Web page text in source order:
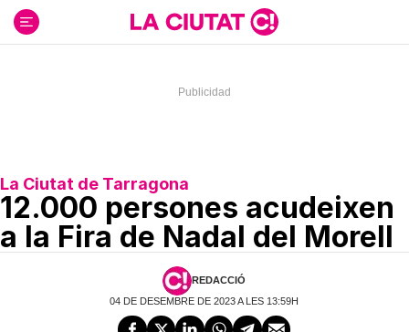
contenido
La Ciutat de Tarragona
12.000 persones acudeixen
a la Fira de Nadal del Morell
REDACCIÓ
04 DE DESEMBRE DE 2023 A LES 13:59H